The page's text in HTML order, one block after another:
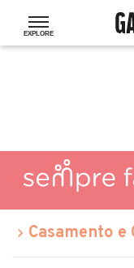
Casamento